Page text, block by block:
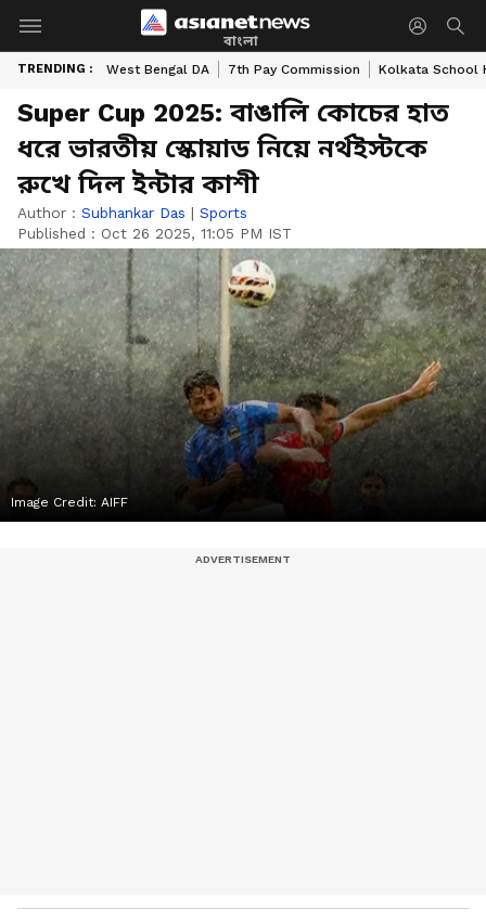
বাংলা
TRENDING : West Bengal DA 7th Pay Commission Kolkata School
Super Cup 2025: বাঙালি কোচের হাত
ধরে ভারতীয় স্কোয়াড নিয়ে নর্থইস্টকে
রুখে দিল ইন্টার কাশী
Author : Subhankar Das | Sports
Published : Oct 26 2025, 11:05 PM IST
Image Credit: AIFF